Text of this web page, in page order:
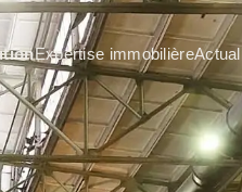
Expertise immobilière